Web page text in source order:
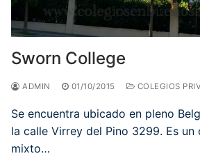
Sworn College
ADMIN 01/10/2015 COLEGIOS
Se encuentra ubicado en pleno
la calle Virrey del Pino 3299. Es
mixto…